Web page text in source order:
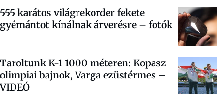
555 karátos világrekorder fekete
gyémántot kínálnak árverésre – fotók
Taroltunk K-1 1000 méteren: Kopasz
olimpiai bajnok, Varga ezüstérmes –
VIDEÓ